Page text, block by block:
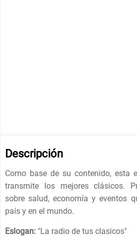
Descripción
Como base de su contenido, esta
transmite los mejores clásicos.
sobre salud, economía y eventos
país y en el mundo.
Eslogan: "La radio de tus clasicos"